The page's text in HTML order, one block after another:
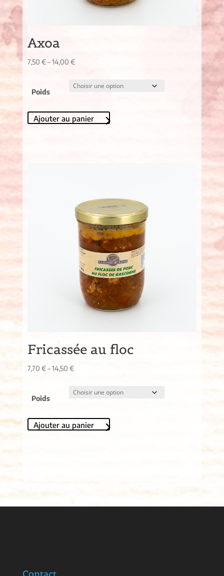
Axoa
7,50 €–14,00 €
Poids
Ajouter au panier
Fricassée au floc
7,70 €–14,50 €
Poids
Ajouter au panier
Contact